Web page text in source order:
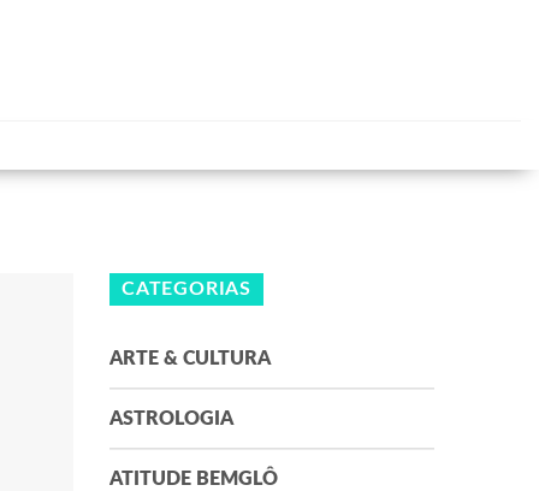
CATEGORIAS
ARTE & CULTURA
ASTROLOGIA
ATITUDE BEMGLÔ